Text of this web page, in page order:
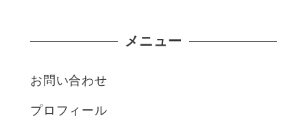
メニュー
お問い合わせ
プロフィール